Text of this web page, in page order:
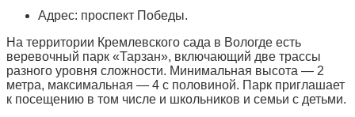
Адрес: проспект Победы.
На территории Кремлевского сада в Вологде есть
веревочный парк «Тарзан», включающий две трассы
разного уровня сложности. Минимальная высота — 2
метра, максимальная — 4 с половиной. Парк приглашает
к посещению в том числе и школьников и семьи с детьми.